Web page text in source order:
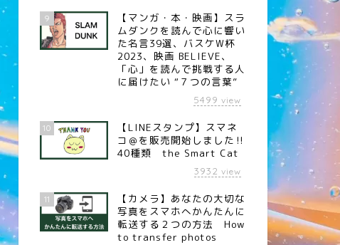
名言 名言
9
【マンガ・本・映画】スラ
ムダンクを読んで心に響い
た名言39選、バスケW杯
2023、映画 BELIEVE、
「心」を読んで挑戦する人
に届けたい “７つの言葉”
5499 view
10
【LINEスタンプ】スマネ
コ＠を販売開始しました‼︎
40種類 the Smart Cat
3932 view
11
【カメラ】あなたの大切な
写真をスマホへかんたんに
転送する２つの方法 How
to transfer photos